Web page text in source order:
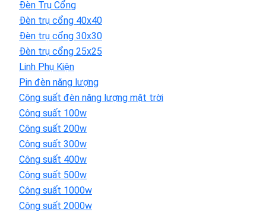
Đèn Trụ Cổng
Đèn trụ cổng 40x40
Đèn trụ cổng 30x30
Đèn trụ cổng 25x25
Linh Phụ Kiện
Pin đèn năng lượng
Công suất đèn năng lượng mặt trời
Công suất 100w
Công suất 200w
Công suất 300w
Công suất 400w
Công suất 500w
Công suất 1000w
Công suất 2000w